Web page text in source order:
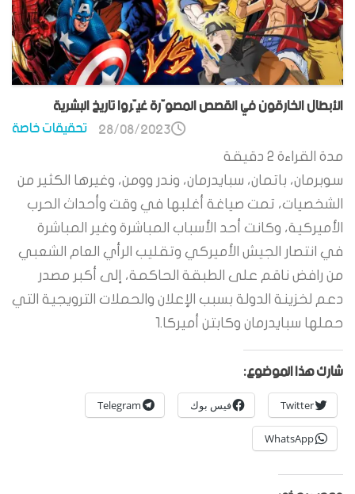
الأبطال الخارقون في القصص المصوّرة غيّروا تاريخ البشرية
تحقيقات خاصة 28/08/2023
مدة القراءة 2 دقيقة
سوبرمان، باتمان، سبايدرمان، وندر وومن، وغيرها الكثير من
الشخصيات، تمت صياغة أغلبها في وقت وأحداث الحرب
الأميركية، وكانت أحد الأسباب المباشرة وغير المباشرة
في انتصار الجيش الأميركي وتقليب الرأي العام الشعبي
من رافض ناقم على الطبقة الحاكمة، إلى أكبر مصدر
دعم لخزينة الدولة بسبب الإعلان والحملات الترويجية التي
حملها سبايدرمان وكابتن أميركا.1
شارك هذا الموضوع:
Twitter فيس بوك Telegram
WhatsApp